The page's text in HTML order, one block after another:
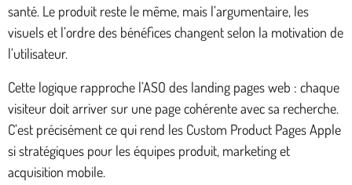
santé. Le produit reste le même, mais l’argumentaire, les
visuels et l’ordre des bénéfices changent selon la motivation de
l’utilisateur.
Cette logique rapproche l’ASO des landing pages web : chaque
visiteur doit arriver sur une page cohérente avec sa recherche.
C’est précisément ce qui rend les Custom Product Pages Apple
si stratégiques pour les équipes produit, marketing et
acquisition mobile.